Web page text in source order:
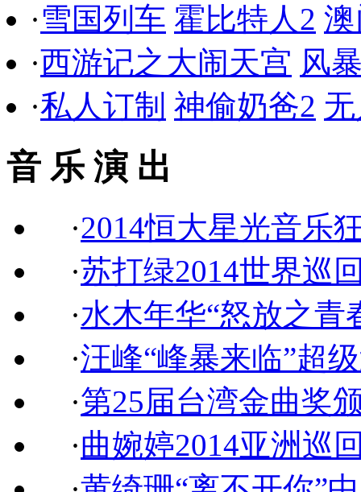
·雪国列车 霍比特人2
·西游记之大闹天宫 风
·私人订制 神偷奶爸2
音 乐 演 出
·2014恒大星光音乐
·苏打绿2014世界巡
·水木年华“怒放之青
·汪峰“峰暴来临”超
·第25届台湾金曲奖
·曲婉婷2014亚洲巡